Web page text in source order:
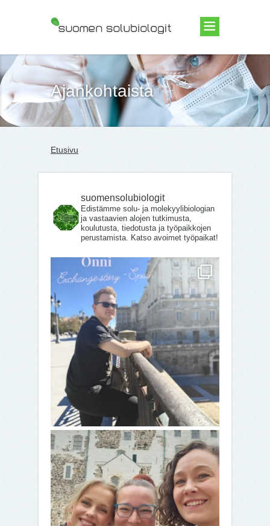
Suomen Solubiologit ry
Ajankohtaista
Etusivu
suomensolubiologit
Edistämme solu- ja molekyylibiologian
ja vastaavien alojen tutkimusta,
koulutusta, tiedotusta ja työpaikkojen
perustamista. Katso avoimet työpaikat!